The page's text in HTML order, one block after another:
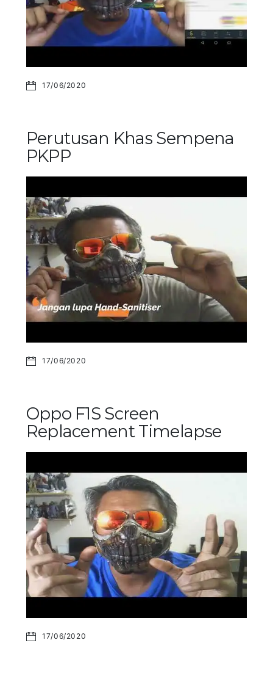
17/06/2020
Perutusan Khas Sempena
PKPP
17/06/2020
Oppo F1S Screen
Replacement Timelapse
17/06/2020